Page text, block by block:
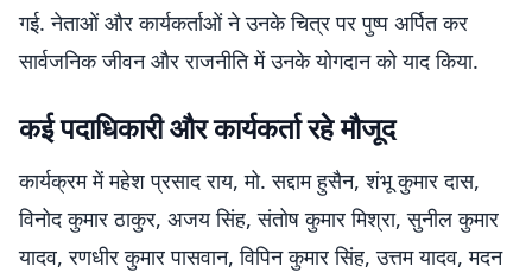
गई. नेताओं और कार्यकर्ताओं ने उनके चित्र पर पुष्प अर्पित कर
सार्वजनिक जीवन और राजनीति में उनके योगदान को याद किया.
कई पदाधिकारी और कार्यकर्ता रहे मौजूद
कार्यक्रम में महेश प्रसाद राय, मो. सद्दाम हुसैन, शंभू कुमार दास,
विनोद कुमार ठाकुर, अजय सिंह, संतोष कुमार मिश्रा, सुनील कुमार
यादव, रणधीर कुमार पासवान, विपिन कुमार सिंह, उत्तम यादव, मदन